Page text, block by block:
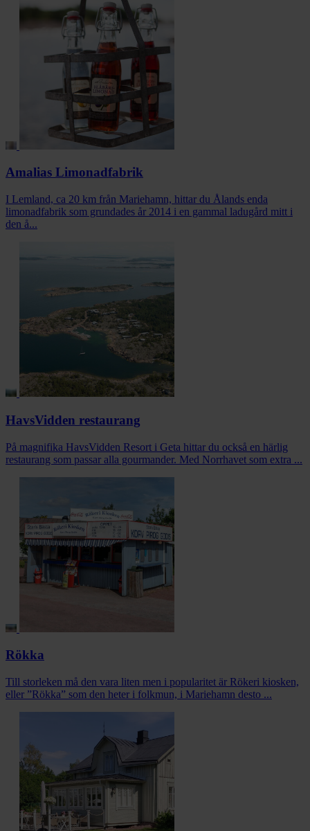
Amalias Limonadfabrik
I Lemland, ca 20 km från Mariehamn, hittar du Ålands enda
limonadfabrik som grundades år 2014 i en gammal ladugård mitt i
den å...
HavsVidden restaurang
På magnifika HavsVidden Resort i Geta hittar du också en härlig
restaurang som passar alla gourmander. Med Norrhavet som extra ...
Rökka
Till storleken må den vara liten men i popularitet är Rökeri kiosken,
eller ”Rökka” som den heter i folkmun, i Mariehamn desto ...